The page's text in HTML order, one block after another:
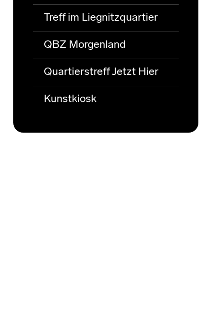
Treff im Liegnitzquartier
QBZ Morgenland
Quartierstreff Jetzt Hier
Kunstkiosk